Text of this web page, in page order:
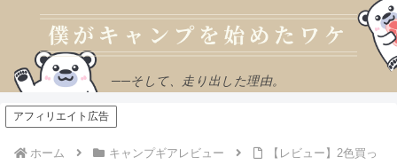
──そして、走り出した理由。
アフィリエイト広告
ホーム キャンプギアレビュー
【レビュー】2色買っ